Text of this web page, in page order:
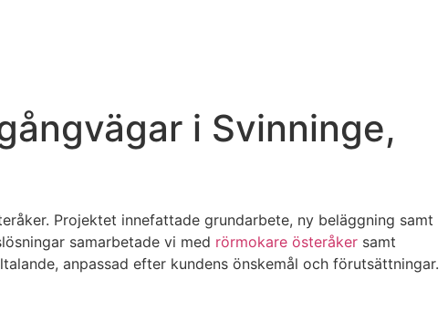
i Svinninge,
Projektet innefattade grundarbete, ny beläggning samt
samarbetade vi med rörmokare österåker samt
anpassad efter kundens önskemål och förutsättningar.